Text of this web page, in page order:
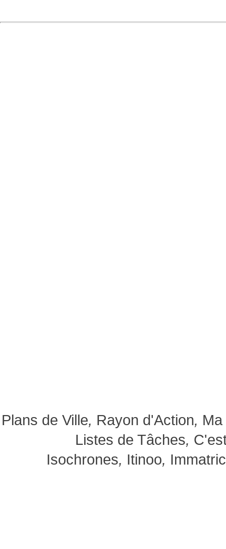
Plans de Ville, Rayon d'Action,
Listes de Tâches,
Isochrones, Itinoo,